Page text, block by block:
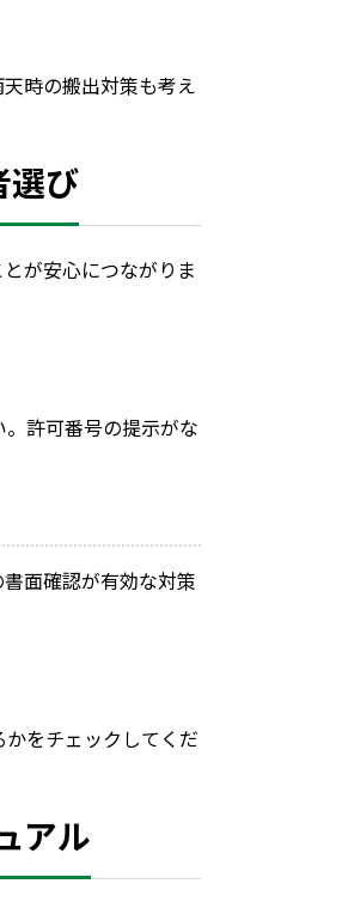
時の搬出対策も考え
選び
が安心につながりま
許可番号の提示がな
面確認が有効な対策
をチェックしてくだ
アル